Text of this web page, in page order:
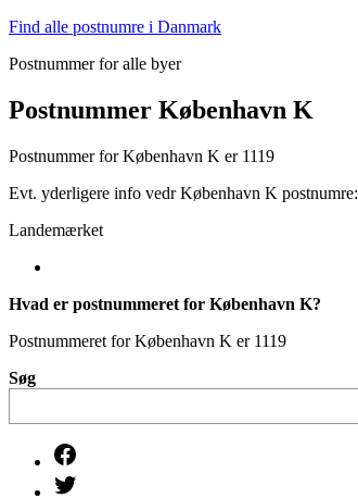
Fortsæt
indhold
Find alle postnumre i Danmark
Postnummer for alle byer
Postnummer København K
Postnummer for København K er 1119
Evt. yderligere info vedr København K postnumre:
Landemærket
Hvad er postnummeret for København K?
Postnummeret for København K er 1119
Søg